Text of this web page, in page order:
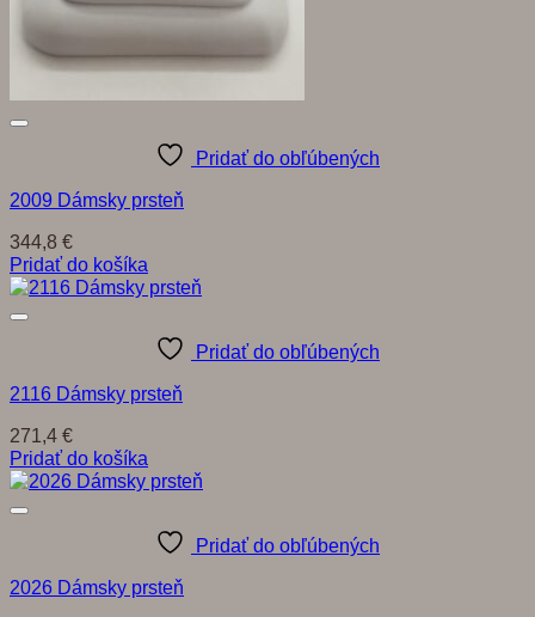
Pridať do obľúbených
2009 Dámsky prsteň
344,8 €
Pridať do košíka
Pridať do obľúbených
2116 Dámsky prsteň
271,4 €
Pridať do košíka
Pridať do obľúbených
2026 Dámsky prsteň